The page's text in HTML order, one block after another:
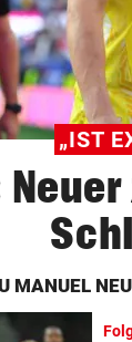
„IST
MANUEL